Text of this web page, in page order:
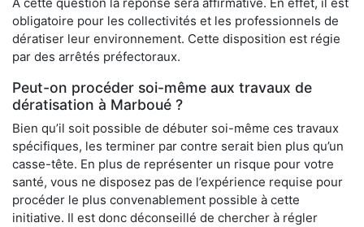
À cette question la réponse sera affirmative. En effet, il est
obligatoire pour les collectivités et les professionnels de
dératiser leur environnement. Cette disposition est régie
par des arrêtés préfectoraux.
Peut-on procéder soi-même aux travaux de
dératisation à Marboué ?
Bien qu’il soit possible de débuter soi-même ces travaux
spécifiques, les terminer par contre serait bien plus qu’un
casse-tête. En plus de représenter un risque pour votre
santé, vous ne disposez pas de l’expérience requise pour
procéder le plus convenablement possible à cette
initiative. Il est donc déconseillé de chercher à régler